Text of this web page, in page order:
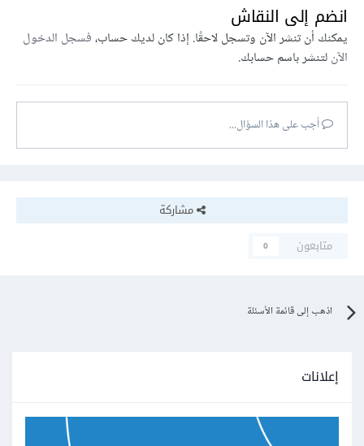
انضم إلى النقاش
يمكنك أن تنشر الآن وتسجل لاحقًا. إذا كان لديك حساب،فسجل الدخول
الآنلتنشر باسم حسابك.
أجب على هذا السؤال...
مشاركة
متابعون
0
اذهب إلى قائمة الأسئلة
إعلانات